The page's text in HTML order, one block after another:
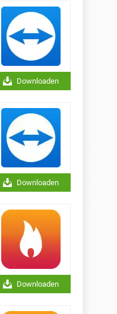
Downloaden
Downloaden
Downloaden